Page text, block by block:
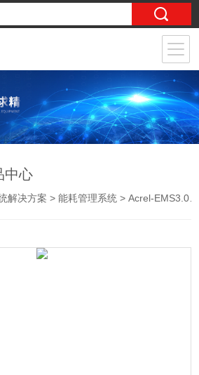
中心
解决方案 >能耗管理系统 > Acrel-EMS3.0零碳智慧园区能源管理平台